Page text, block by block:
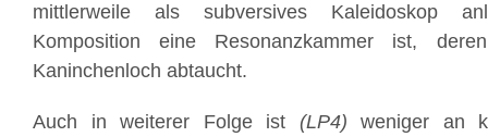
mittlerweile als subversives Kaleidoskop
Komposition eine Resonanzkammer ist,
Kaninchenloch abtaucht.
Auch in weiterer Folge ist (LP4) weniger an